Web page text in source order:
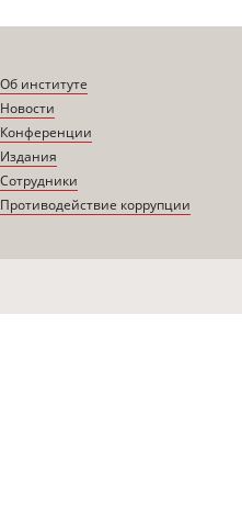
Об институте
Новости
Конференции
Издания
Сотрудники
Противодействие коррупции